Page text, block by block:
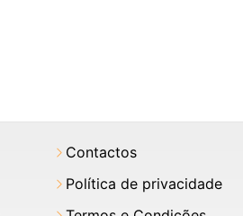
Contactos
Política de privacidade